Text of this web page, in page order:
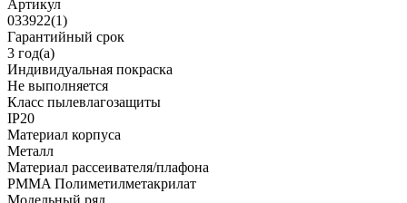
Артикул
033922(1)
Гарантийный срок
3 год(а)
Индивидуальная покраска
Не выполняется
Класс пылевлагозащиты
IP20
Материал корпуса
Металл
Материал рассеивателя/плафона
PMMA Полиметилметакрилат
Модельный ряд